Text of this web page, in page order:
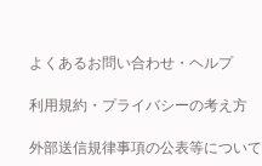
よくあるお問い合わせ・ヘルプ
利用規約・プライバシーの考え方
外部送信規律事項の公表等について